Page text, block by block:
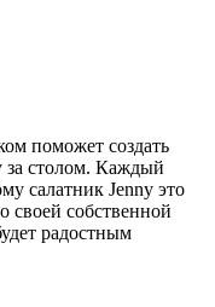
поможет создать
за столом. Каждый
салатник Jenny это
своей собственной
радостным